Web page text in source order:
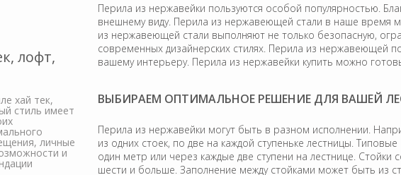
лофт,
хай тек,
стиль имеет
личные
и
Перила из нержавейки пользуются особой популярностью.
внешнему виду. Перила из нержавеющей стали в наше время
из нержавеющей стали выполняют не только безопасную,
современных дизайнерских стилях. Перила из нержавеющей
вашему интерьеру. Перила из нержавейки купить можно
ВЫБИРАЕМ ОПТИМАЛЬНОЕ РЕШЕНИЕ ДЛЯ ВАШЕЙ
Перила из нержавейки могут быть в разном исполнении.
из одних стоек, по две на каждой ступеньке лестницы.
один метр или через каждые две ступени на лестнице. Стойки
шести и больше. Заполнение между стойками может быть из